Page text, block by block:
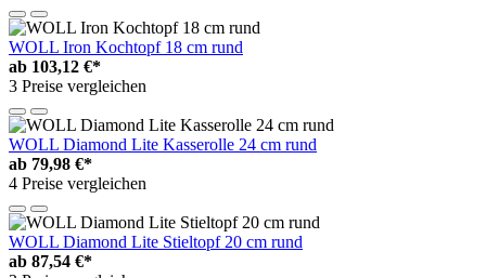
WOLL Iron Kochtopf 18 cm rund
ab 103,12 €*
3 Preise vergleichen
WOLL Diamond Lite Kasserolle 24 cm rund
ab 79,98 €*
4 Preise vergleichen
WOLL Diamond Lite Stieltopf 20 cm rund
ab 87,54 €*